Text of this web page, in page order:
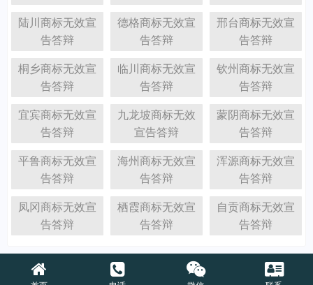
陆川商标无效宣
告答辩
德格商标无效宣
告答辩
邢台商标无效宣
告答辩
桐乡商标无效宣
告答辩
临川商标无效宣
告答辩
钦州商标无效宣
告答辩
宜宾商标无效宣
告答辩
九龙坡商标无效
宣告答辩
蒙阴商标无效宣
告答辩
平鲁商标无效宣
告答辩
海州商标无效宣
告答辩
浑源商标无效宣
告答辩
凤冈商标无效宣
告答辩
栖霞商标无效宣
告答辩
自贡商标无效宣
告答辩